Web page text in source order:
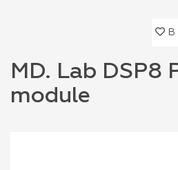
В
MD. Lab DSP8
module